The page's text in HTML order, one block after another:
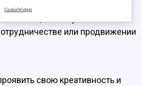
Ваши старания будут оценены
вы получите
или продвижении
свою креативность и
CookieWidget